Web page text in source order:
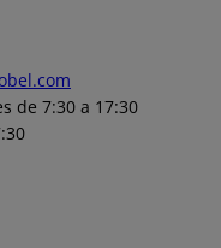
de 7:30 a 17:30